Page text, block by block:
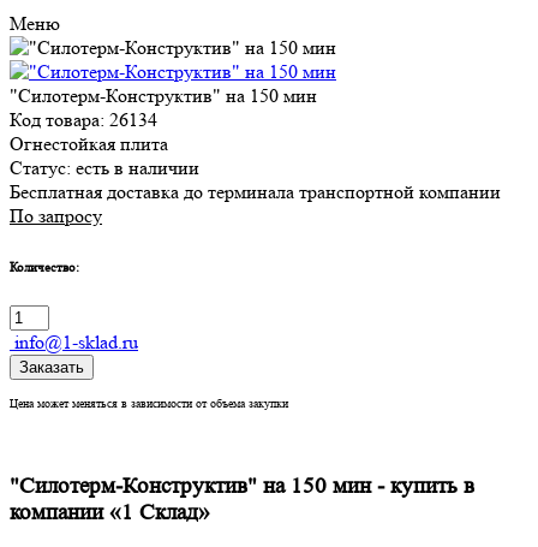
Меню
"Силотерм-Конструктив" на 150 мин
Код товара: 26134
Огнестойкая плита
Статус: есть в наличии
Бесплатная доставка до терминала транспортной компании
По запросу
Количество:
info@1-sklad.ru
Заказать
Цена может меняться в зависимости от объема закупки
"Силотерм-Конструктив" на 150 мин - купить в
компании «1 Склад»